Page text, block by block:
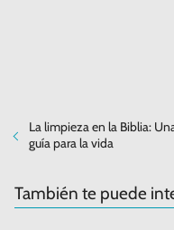
La limpieza en la Biblia:
guía para la vida
También te puede